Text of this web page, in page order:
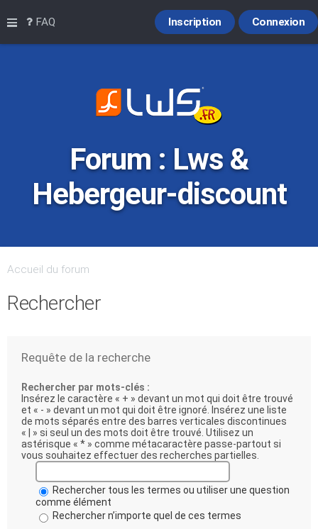
Raccourcis
FAQ Connexion
Inscription
Forum : Lws &
Hebergeur-discount
Accueil du forum
Rechercher
Requête de la recherche
Rechercher par mots-clés :
Insérez le caractère « + » devant un mot qui doit être trouvé
et « - » devant un mot qui doit être ignoré. Insérez une liste
de mots séparés entre des barres verticales discontinues
« | » si seul un des mots doit être trouvé. Utilisez un
astérisque « * » comme métacaractère passe-partout si
vous souhaitez effectuer des recherches partielles.
Rechercher tous les termes ou utiliser une question
comme élément
Rechercher n’importe quel de ces termes